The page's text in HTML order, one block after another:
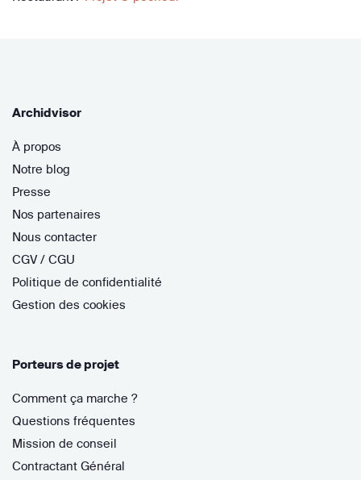
Archidvisor
À propos
Notre blog
Presse
Nos partenaires
Nous contacter
CGV / CGU
Politique de confidentialité
Gestion des cookies
Porteurs de projet
Comment ça marche ?
Questions fréquentes
Mission de conseil
Contractant Général